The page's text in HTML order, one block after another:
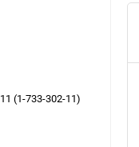
(1-733-302-11)